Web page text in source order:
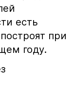
есть
при
году.